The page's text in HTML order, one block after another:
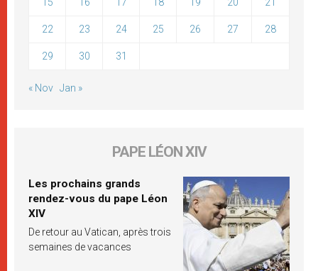
22 23 24 25 26 27 28
29 30 31
« Nov Jan »
PAPE LÉON XIV
Les prochains grands
rendez-vous du pape Léon
XIV
De retour au Vatican, après trois
semaines de vacances